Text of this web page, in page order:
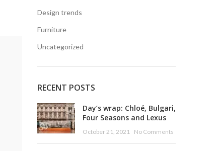
Design trends
Furniture
Uncategorized
RECENT POSTS
Day’s wrap: Chloé, Bulgari,
Four Seasons and Lexus
October 21, 2021 No Comments